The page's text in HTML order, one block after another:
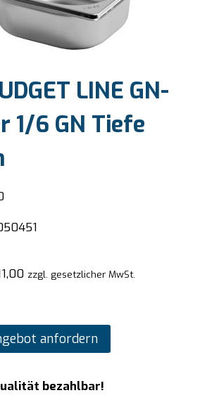
LINE GN-
1/6 GN Tiefe
zzgl. gesetzlicher MwSt.
anfordern
bezahlbar!